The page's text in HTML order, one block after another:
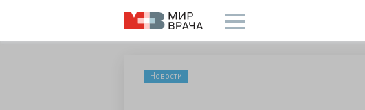
Новости